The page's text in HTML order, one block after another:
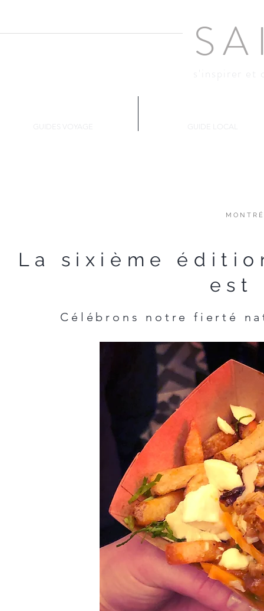
GUIDE LOCAL
GUIDES VOYAGE
La sixième
est
Célébrons notre fierté